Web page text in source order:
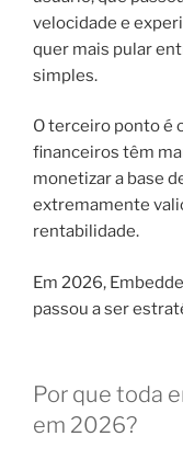
velocidade e
quer mais pular
simples.
O terceiro ponto é
financeiros têm
monetizar a base
extremamente
rentabilidade.
Em 2026,
passou a ser
Por que toda
em 2026?